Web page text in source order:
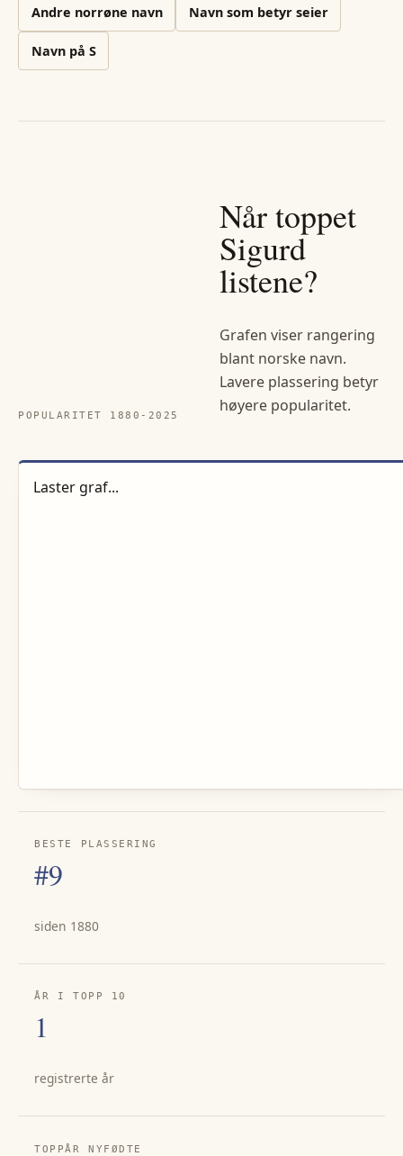
Andre norrøne navn Navn som betyr seier
Navn på S
POPULARITET 1880- 2025
Når toppet
Sigurd
listene?
Grafen viser rangering
blant norske navn.
Lavere plassering betyr
høyere popularitet.
Laster graf...
BESTE PLASSERING
#9
siden 1880
ÅR I TOPP 10
1
registrerte år
TOPPÅR NYFØDTE